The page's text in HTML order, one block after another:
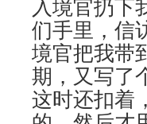
入境官扔下
们手里，信
境官把我带
期，又写了
这时还扣着